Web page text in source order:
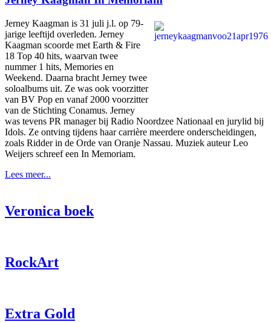
Jerney Kaagman is 31 juli j.l. op 79-
jarige leeftijd overleden. Jerney
Kaagman scoorde met Earth & Fire
18 Top 40 hits, waarvan twee
nummer 1 hits, Memories en
Weekend. Daarna bracht Jerney twee
soloalbums uit. Ze was ook voorzitter
van BV Pop en vanaf 2000 voorzitter
van de Stichting Conamus. Jerney
was tevens PR manager bij Radio Noordzee Nationaal en jurylid bij
Idols. Ze ontving tijdens haar carrière meerdere onderscheidingen,
zoals Ridder in de Orde van Oranje Nassau. Muziek auteur Leo
Weijers schreef een In Memoriam.
Lees meer...
Veronica boek
RockArt
Extra Gold